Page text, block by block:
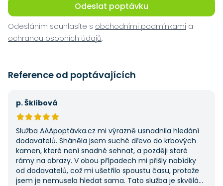
Odeslat poptávku
Odesláním souhlasíte s obchodními podmínkami a
ochranou osobních údajů.
Reference od poptávajících
p. Šklíbová
Služba AAApoptávka.cz mi výrazně usnadnila hledání
dodavatelů. Sháněla jsem suché dřevo do krbových
kamen, které není snadné sehnat, a později staré
rámy na obrazy. V obou případech mi přišly nabídky
od dodavatelů, což mi ušetřilo spoustu času, protože
jsem je nemusela hledat sama. Tato služba je skvělá